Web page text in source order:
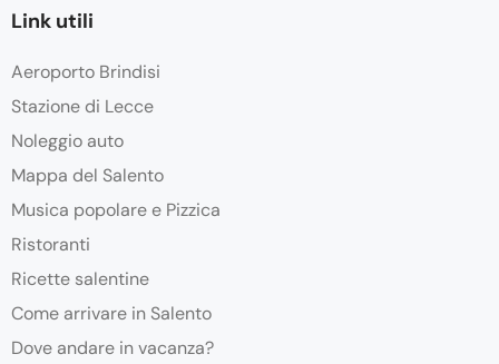
Link utili
Aeroporto Brindisi
Stazione di Lecce
Noleggio auto
Mappa del Salento
Musica popolare e Pizzica
Ristoranti
Ricette salentine
Come arrivare in Salento
Dove andare in vacanza?